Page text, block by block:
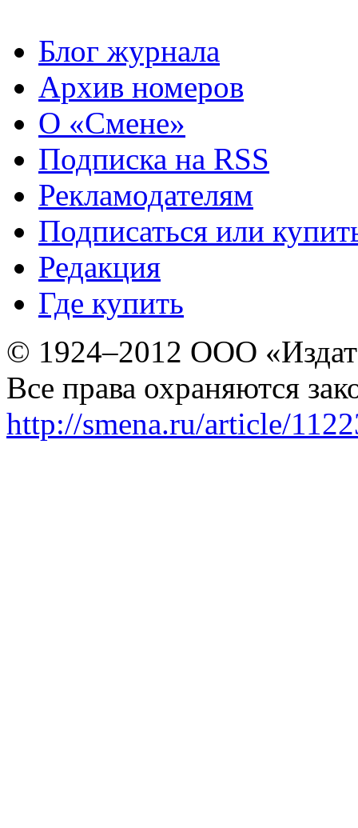
Блог журнала
Архив номеров
О «Смене»
Подписка на RSS
Рекламодателям
Подписаться или
Редакция
Где купить
© 1924–2012 ООО
Все права охраняются
http://smena.ru/article/